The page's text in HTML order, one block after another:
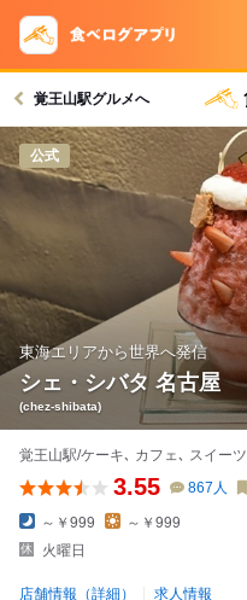
覚王山駅グルメへ
公式
東海エリアから世界へ発信
シェ・シバタ 名古屋
(chez-shibata)
覚王山駅/ケーキ､ カフェ､ スイーツ
3.55 867 人
～￥999
～￥999
火曜日
店舗情報（詳細） 求人情報